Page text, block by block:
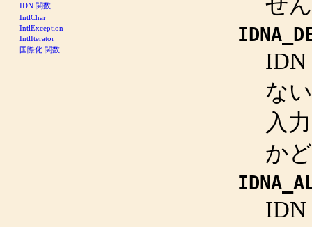
IDN 関数
IntlChar
IntlException
IntlIterator
国際化 関数
IDN
な
入
か
IDN